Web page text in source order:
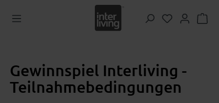
Zum Hauptinhalt springen
Du hast 0
Gewinnspiel Interliving -
Teilnahmebedingungen